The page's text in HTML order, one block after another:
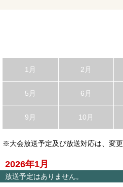
1月 2月
5月 6月
9月 10月
※大会放送予定及び放送対応は、変更
2026年1月
放送予定はありません。